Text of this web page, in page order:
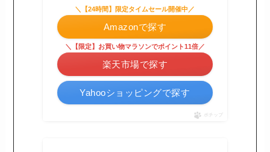
＼【24時間】限定タイムセール開催中／
Amazonで探す
＼【限定】お買い物マラソンでポイント11倍／
楽天市場で探す
Yahooショッピングで探す
ポチップ